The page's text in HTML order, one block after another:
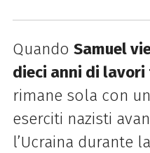
Quando Samuel
dieci anni di
rimane sola con
eserciti nazisti
l’Ucraina durante